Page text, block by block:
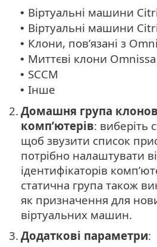
• Віртуальні машини
• Віртуальні машини
• Клони, пов’язані з
• Миттєві клони
• SCCM
• Інше
2. Домашня група
комп’ютерів: виберіть
щоб звузити список
потрібно налаштувати
ідентифікаторів
статична група також
як призначення для
віртуальних машин.
3. Додаткові параметри: